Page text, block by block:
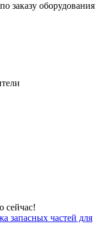
заказу оборудования
сейчас!
запасных частей для